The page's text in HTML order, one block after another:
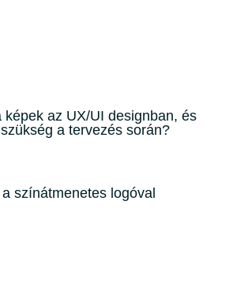
képek az UX/UI designban, és
a tervezés során?
színátmenetes logóval